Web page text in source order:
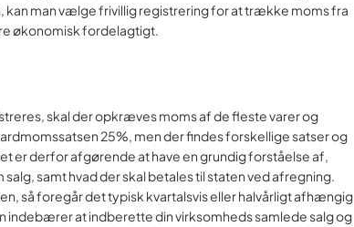
man vælge frivillig registrering for at trække moms fra
økonomisk fordelagtigt.
skal der opkræves moms af de fleste varer og
25%, men der findes forskellige satser og
er derfor afgørende at have en grundig forståelse af,
samt hvad der skal betales til staten ved afregning.
så foregår det typisk kvartalsvis eller halvårligt afhængig
at indberette din virksomheds samlede salg og